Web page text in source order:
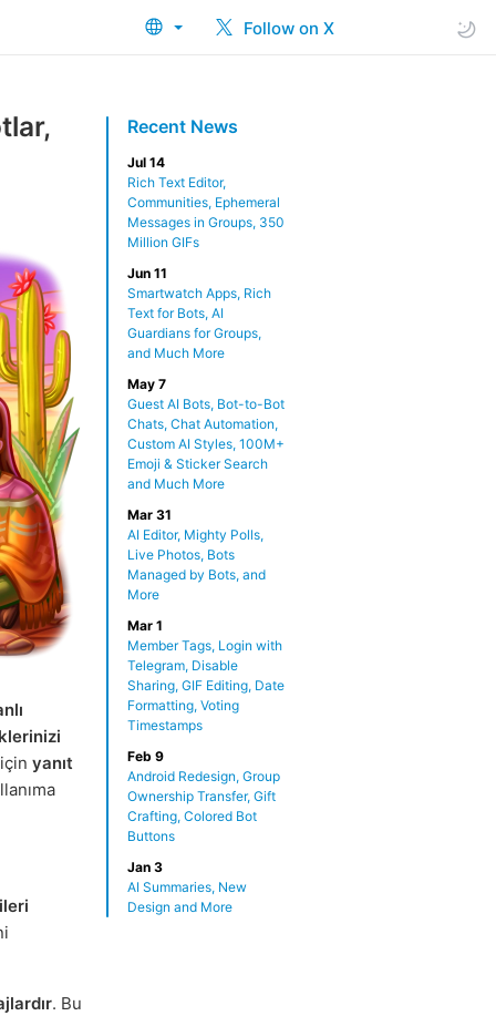
Follow on X
Recent News
Jul 14
Rich Text Editor,
Communities, Ephemeral
Messages in Groups, 350
Million GIFs
Jun 11
Smartwatch Apps, Rich
Text for Bots, AI
Guardians for Groups,
and Much More
May 7
Guest AI Bots, Bot-to-Bot
Chats, Chat Automation,
Custom AI Styles, 100M+
Emoji & Sticker Search
and Much More
Mar 31
AI Editor, Mighty Polls,
Live Photos, Bots
Managed by Bots, and
More
Mar 1
Member Tags, Login with
Telegram, Disable
Sharing, GIF Editing, Date
Formatting, Voting
Timestamps
Feb 9
Android Redesign, Group
Ownership Transfer, Gift
Crafting, Colored Bot
Buttons
Jan 3
AI Summaries, New
Design and More
yanıt
. Bu